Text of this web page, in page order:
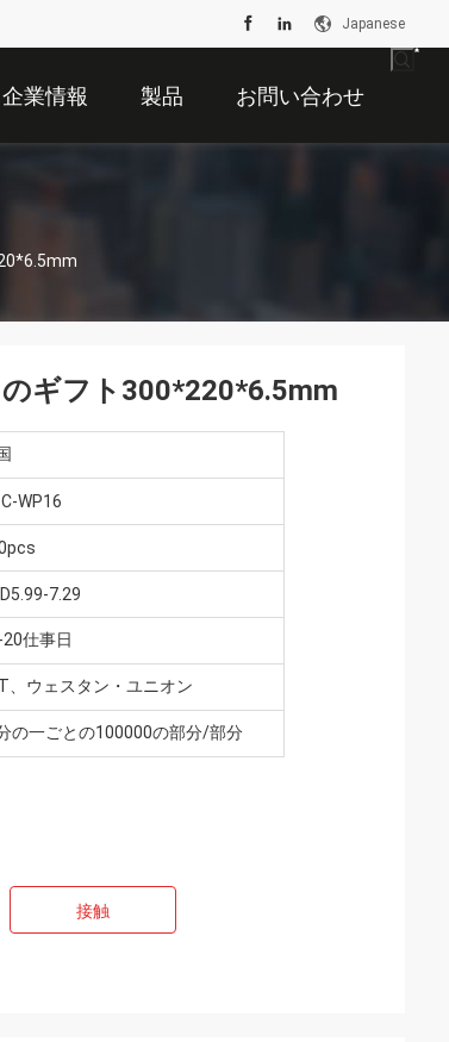
Japanese
企業情報 製品 お問い合わせ
ギフト300*220*6.5mm
WP16
7.29
20仕事日
、ウェスタン・ユニオン
の一ごとの100000の部分/部分
接触